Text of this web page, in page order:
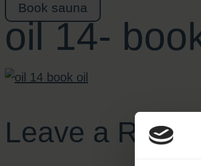
Book sauna
oil 14-
Leave a Reply